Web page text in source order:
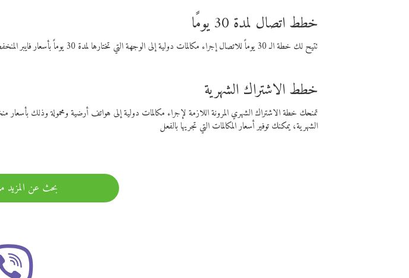
خطط اتصال لمدة 30 يومًا
تتيح لك خطة الـ 30 يوماً للاتصال إجراء مكالمات دولية إلى الوجهة التي تختارها لمدة 30 يوماً بأسعار فايبر المنخفضة.
خطط الاشتراك الشهرية
تمنحك خطة الاشتراك الشهري المرونة اللازمة لإجراء مكالمات دولية إلى هواتف أرضية ومحمولة وذلك
الشهرية، يمكنك توفير أسعار المكالمات التي تجريها بالفعل
بحث عن المزيد